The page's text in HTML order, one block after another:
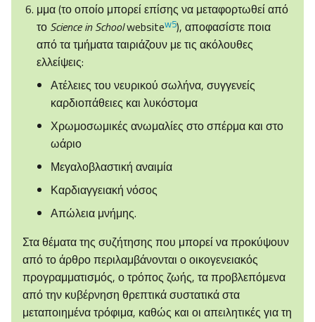
μμα (το οποίο μπορεί επίσης να μεταφορτωθεί από
το Science in Schoolwebsitew5), αποφασίστε ποια
από τα τμήματα ταιριάζουν με τις ακόλουθες
ελλείψεις:
Ατέλειες του νευρικού σωλήνα, συγγενείς
καρδιοπάθειες και λυκόστομα
Χρωμοσωμικές ανωμαλίες στο σπέρμα και στο
ωάριο
Μεγαλοβλαστική αναιμία
Καρδιαγγειακή νόσος
Απώλεια μνήμης.
Στα θέματα της συζήτησης που μπορεί να προκύψουν
από το άρθρο περιλαμβάνονται ο οικογενειακός
προγραμματισμός, ο τρόπος ζωής, τα προβλεπόμενα
από την κυβέρνηση θρεπτικά συστατικά στα
μεταποιημένα τρόφιμα, καθώς και οι απειλητικές για τη